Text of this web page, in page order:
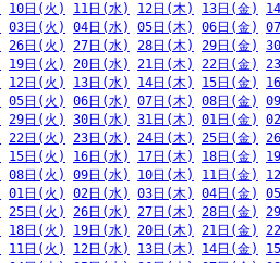
10日(火) 11日(水) 12日(木) 13日(金)
03日(火) 04日(水) 05日(木) 06日(金)
26日(火) 27日(水) 28日(木) 29日(金)
19日(火) 20日(水) 21日(木) 22日(金)
12日(火) 13日(水) 14日(木) 15日(金)
05日(火) 06日(水) 07日(木) 08日(金)
29日(火) 30日(水) 31日(木) 01日(金)
22日(火) 23日(水) 24日(木) 25日(金)
15日(火) 16日(水) 17日(木) 18日(金)
08日(火) 09日(水) 10日(木) 11日(金)
01日(火) 02日(水) 03日(木) 04日(金)
25日(火) 26日(水) 27日(木) 28日(金)
18日(火) 19日(水) 20日(木) 21日(金)
11日(火) 12日(水) 13日(木) 14日(金)